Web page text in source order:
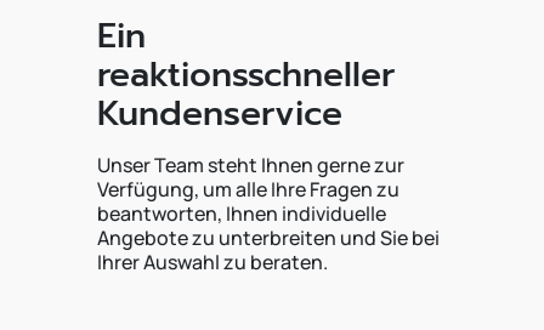
Ein
reaktionsschneller
Kundenservice
Unser Team steht Ihnen gerne zur
Verfügung, um alle Ihre Fragen zu
beantworten, Ihnen individuelle
Angebote zu unterbreiten und Sie bei
Ihrer Auswahl zu beraten.